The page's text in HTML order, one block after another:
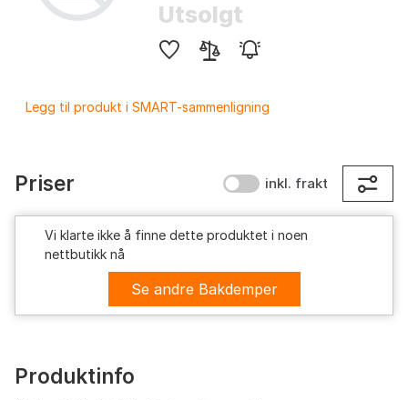
Utsolgt
Legg til produkt i SMART-sammenligning
Priser inkl. frakt
Vi klarte ikke å finne dette produktet i noen
nettbutikk nå
Se andre Bakdemper
Produktinfo